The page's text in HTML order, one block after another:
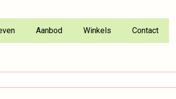
Aanbod Winkels Contact